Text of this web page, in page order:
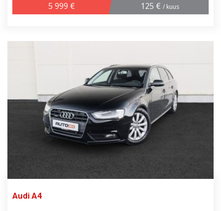
5 999 € 125 € / kuus
Audi A4